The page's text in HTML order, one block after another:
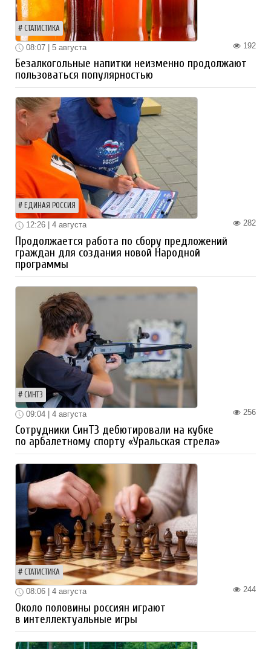
СТАТИСТИКА
192
08:07 | 5 августа
Безалкогольные напитки неизменно продолжают
пользоваться популярностью
ЕДИНАЯ РОССИЯ
282
12:26 | 4 августа
Продолжается работа по сбору предложений
граждан для создания новой Народной
программы
СИНТЗ
256
09:04 | 4 августа
Сотрудники СинТЗ дебютировали на кубке
по арбалетному спорту «Уральская стрела»
СТАТИСТИКА
244
08:06 | 4 августа
Около половины россиян играют
в интеллектуальные игры